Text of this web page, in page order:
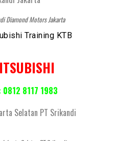
Diamond Motors Jakarta
0812 8117 1983